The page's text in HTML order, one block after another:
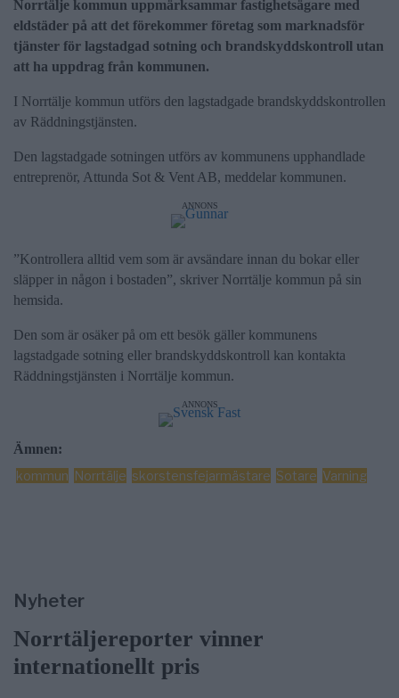
Norrtälje kommun uppmärksammar fastighetsägare med
eldstäder på att det förekommer företag som marknadsför
tjänster för lagstadgad sotning och brandskyddskontroll utan
att ha uppdrag från kommunen.
I Norrtälje kommun utförs den lagstadgade brandskyddskontrollen
av Räddningstjänsten.
Den lagstadgade sotningen utförs av kommunens upphandlade
entreprenör, Attunda Sot & Vent AB, meddelar kommunen.
ANNONS
”Kontrollera alltid vem som är avsändare innan du bokar eller
släpper in någon i bostaden”, skriver Norrtälje kommun på sin
hemsida.
Den som är osäker på om ett besök gäller kommunens
lagstadgade sotning eller brandskyddskontroll kan kontakta
Räddningstjänsten i Norrtälje kommun.
ANNONS
Ämnen:
kommun Norrtälje skorstensfejarmästare Sotare Varning
Nyheter
Norrtäljereporter vinner
internationellt pris